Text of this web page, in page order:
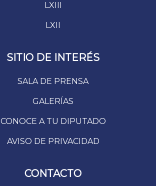
LXIII
LXII
SITIO DE INTERÉS
SALA DE PRENSA
GALERÍAS
CONOCE A TU DIPUTADO
AVISO DE PRIVACIDAD
CONTACTO